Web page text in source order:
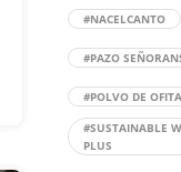
#NACELCANTO
#PAZO
#POLVO DE OFITA
#SUSTAINABLE
PLUS